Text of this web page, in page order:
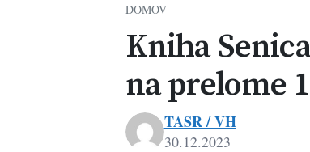
DOMOV
Kniha
na prelome
TASR / VH
30.12.2023